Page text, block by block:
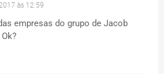
às 12:59
empresas do grupo de Jacob